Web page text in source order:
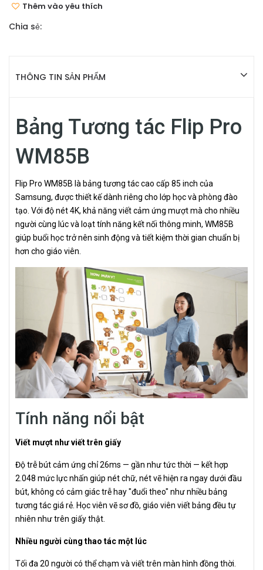
Thêm vào yêu thích
Chia sẻ:
THÔNG TIN SẢN PHẨM
Bảng Tương tác Flip Pro
WM85B
Flip Pro WM85B là bảng tương tác cao cấp 85 inch của
Samsung, được thiết kế dành riêng cho lớp học và phòng đào
tạo. Với độ nét 4K, khả năng viết cảm ứng mượt mà cho nhiều
người cùng lúc và loạt tính năng kết nối thông minh, WM85B
giúp buổi học trở nên sinh động và tiết kiệm thời gian chuẩn bị
hơn cho giáo viên.
Tính năng nổi bật
Viết mượt như viết trên giấy
Độ trễ bút cảm ứng chỉ 26ms — gần như tức thời — kết hợp
2.048 mức lực nhấn giúp nét chữ, nét vẽ hiện ra ngay dưới đầu
bút, không có cảm giác trễ hay "đuổi theo" như nhiều bảng
tương tác giá rẻ. Học viên vẽ sơ đồ, giáo viên viết bảng đều tự
nhiên như trên giấy thật.
Nhiều người cùng thao tác một lúc
Tối đa 20 người có thể chạm và viết trên màn hình đồng thời.